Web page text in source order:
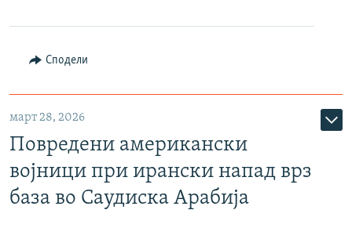
Сподели
март 28, 2026
Повредени американски
војници при ирански напад врз
база во Саудиска Арабија